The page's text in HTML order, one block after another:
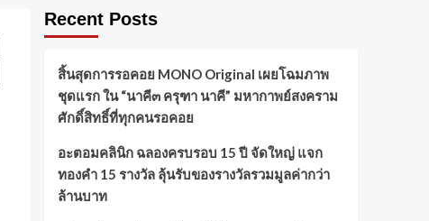
Recent Posts
สิ้นสุดการรอคอย MONO Original เผยโฉมภาพ
ชุดแรก ใน “นาคี๓ ครุฑา นาคี” มหากาพย์สงคราม
ศักดิ์สิทธิ์ที่ทุกคนรอคอย
อะตอมคลินิก ฉลองครบรอบ 15 ปี จัดใหญ่ แจก
ทองคำ 15 รางวัล ลุ้นรับของรางวัลรวมมูลค่ากว่า
ล้านบาท